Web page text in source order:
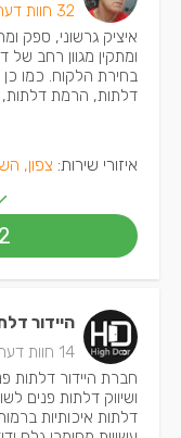
32 חוות דעת
איציק גרשוני, ספק
ומתקין מגוון רחב של
בחירת הלקוח. כמו כן
דלתות, הרמת דלתות,
איזורי שירות: צפון,
היידור
14 חוות דעת
חברת היידור דלתות
ושיווק דלתות פנים
דלתות איכותיות